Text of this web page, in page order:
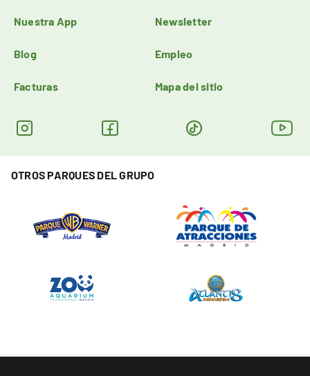
Nuestra App Newsletter
Blog Empleo
Facturas Mapa del sitio
OTROS PARQUES DEL GRUPO